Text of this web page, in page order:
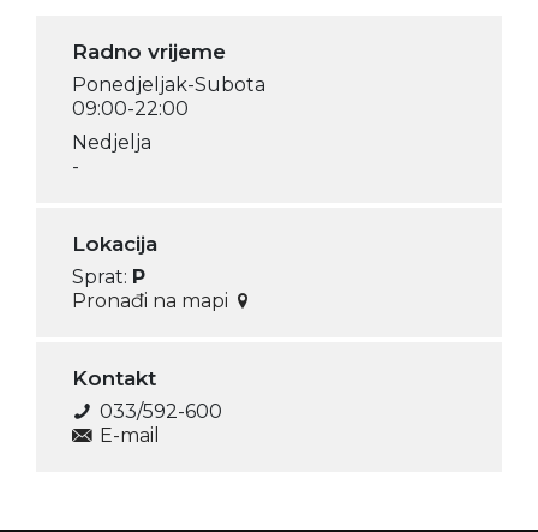
Radno vrijeme
Ponedjeljak-Subota
09:00-22:00
Nedjelja
-
Lokacija
Sprat: P
Pronađi na mapi
Kontakt
033/592-600
E-mail